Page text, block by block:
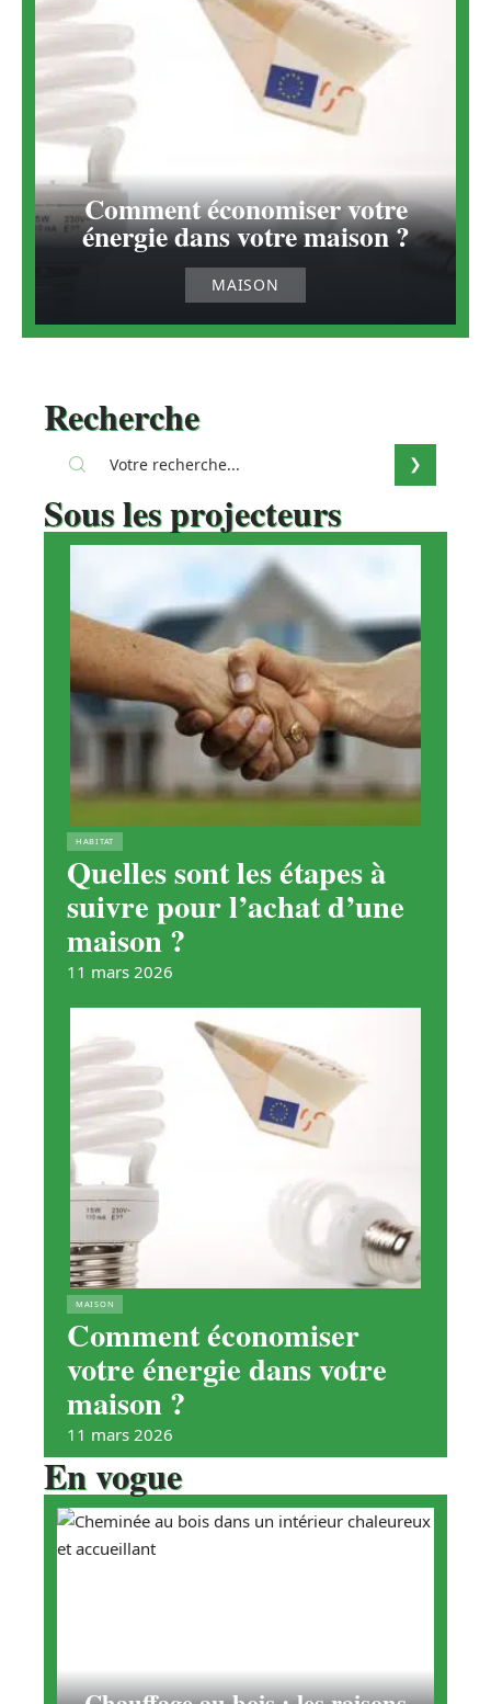
Comment économiser votre
énergie dans votre maison ?
MAISON
Recherche
Sous les projecteurs
HABITAT
Quelles sont les étapes à
suivre pour l’achat d’une
maison ?
11 mars 2026
MAISON
Comment économiser
votre énergie dans votre
maison ?
11 mars 2026
En vogue